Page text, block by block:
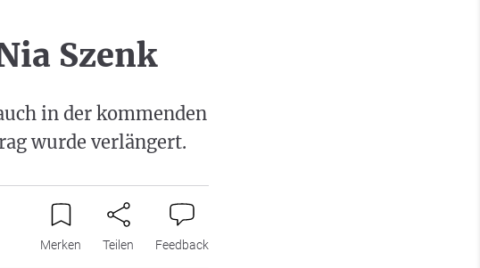
Szenk
in der kommenden
wurde verlängert.
Merken Teilen Feedback